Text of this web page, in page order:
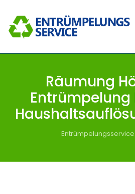
Räumung
Entrümpelungsservice